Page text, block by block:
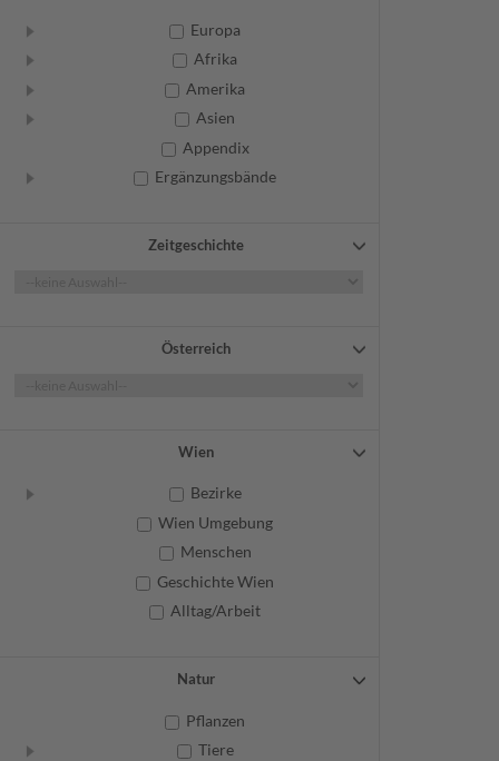
Weitere
Europa
Afrika
Amerika
Asien
Appendix
Ergänzungsbände
Zeitgeschichte
Österreich
Wien
Bezirke
Wien Umgebung
Menschen
Geschichte Wien
Alltag/Arbeit
Natur
Pflanzen
Tiere